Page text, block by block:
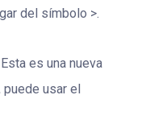
del símbolo >.
es una nueva
usar el